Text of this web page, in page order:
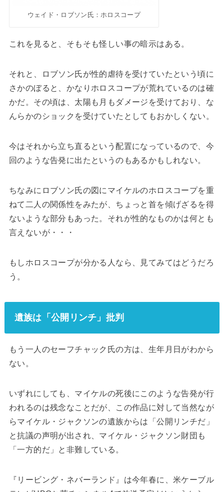
ウェイド・ロブソン氏：ホロスコープ
これを見ると、そもそも怪しい事の暗示はある。
それと、ロブソン氏が性的虐待を受けていたという頃に
さかのぼると、かなりホロスコープが荒れているのは確
かだ。その頃は、太陽も月もダメージを受けており、な
んらかのショックを受けていたとしてもおかしくない。
今はそれから立ち直るという配置になっているので、今
回のような告発に出たというのもあるかもしれない。
ちなみにロブソン氏の図にマイケルのホロスコープを重
ねて二人の関係性をみたが、ちょっと首を傾げざるを得
ないような部分もあった。それが性的なものかは何とも
言えないが・・・
もしホロスコープが分かる人なら、見てみてはどうだろ
う。
遺族は「公開リンチ」批判
もう一人のセーフチャック氏の方は、生年月日がわから
ない。
いずれにしても、マイケルの死後にこのような告発が行
われるのは残念なことだが、この作品に対して当然なが
らマイケル・ジャクソンの遺族からは「公開リンチだ」
と抗議の声明が出され、マイケル・ジャクソン財団も
「一方的だ」と非難している。
『リービング・ネバーランド』は今年春に、米ケーブル